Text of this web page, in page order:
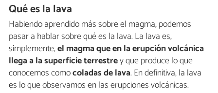
Qué es la lava
Habiendo aprendido más sobre el magma, podemos
pasar a hablar sobre qué es la lava. La lava es,
simplemente,el magma que en la erupción volcánica
llega a la superficie terrestrey que produce lo que
conocemos comocoladas de lava. En definitiva, la lava
es lo que observamos en las erupciones volcánicas.